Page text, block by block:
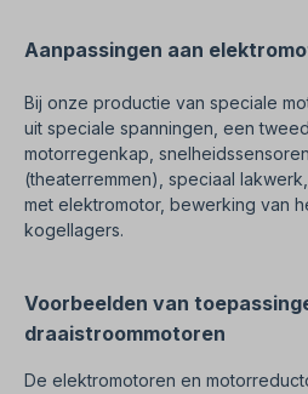
Aanpassingen aan
Bij onze productie van speciale
uit speciale spanningen, een
motorregenkap,
(theaterremmen), speciaal
met elektromotor, bewerking van
kogellagers.
Voorbeelden van
draaistroommotoren
De elektromotoren en